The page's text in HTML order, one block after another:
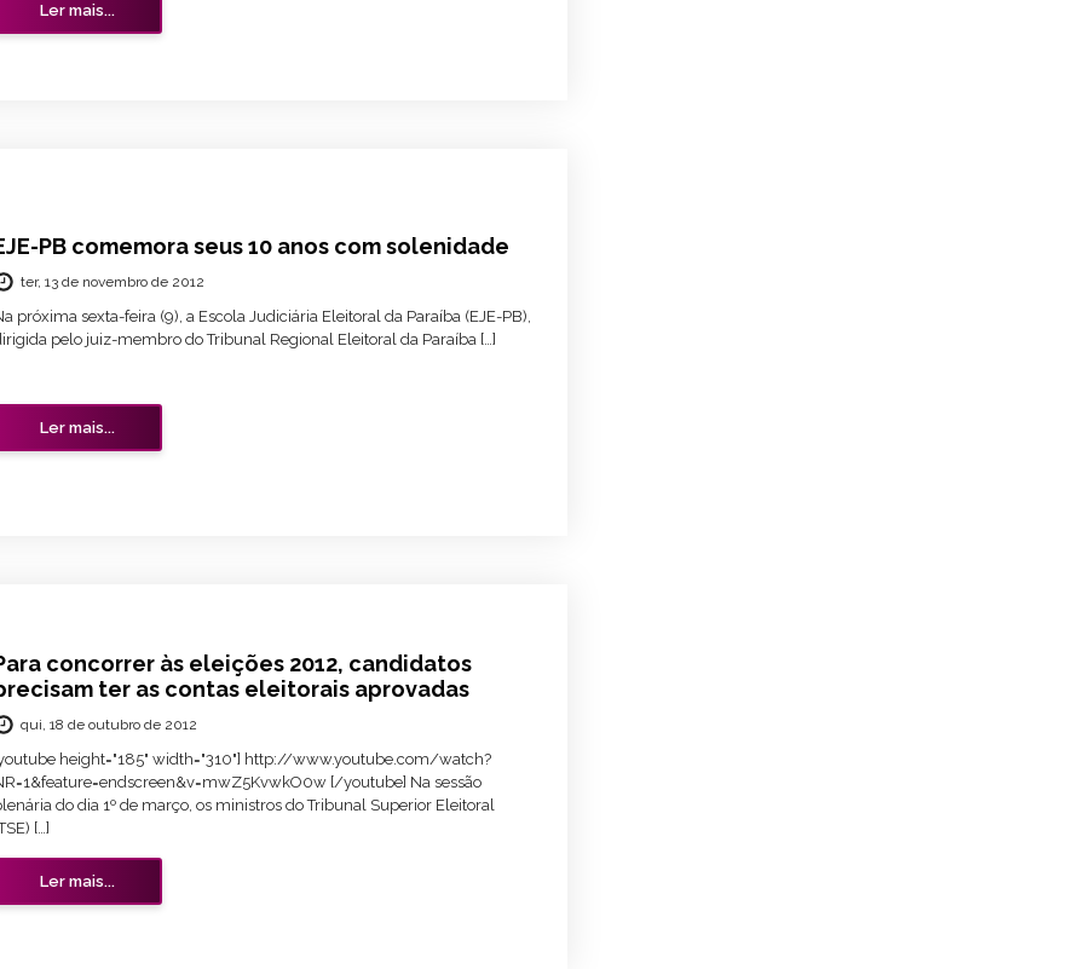
Ler mais...
PB comemora seus 10 anos com solenidade
ter, 13 de novembro de 2012
próxima sexta-feira (9), a Escola Judiciária Eleitoral da Paraíba (EJE-PB),
pelo juiz-membro do Tribunal Regional Eleitoral da Paraíba […]
Ler mais...
concorrer às eleições 2012, candidatos
ter as contas eleitorais aprovadas
qui, 18 de outubro de 2012
height="185" width="310"] http://www.youtube.com/watch?
[/youtube] Na sessão
do dia 1º de março, os ministros do Tribunal Superior Eleitoral
[…]
Ler mais...